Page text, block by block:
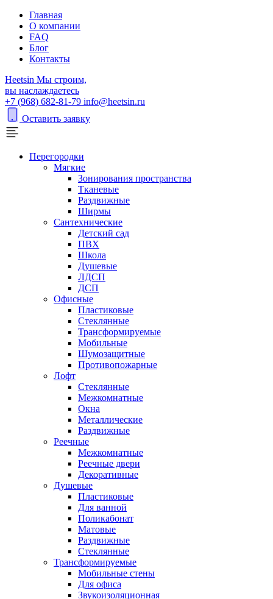
Главная
О компании
FAQ
Блог
Контакты
Heetsin Мы строим,
вы наслаждаетесь
+7 (968) 682-81-79 info@heetsin.ru
Оставить заявку
Перегородки
Мягкие
Зонирования пространства
Тканевые
Раздвижные
Ширмы
Сантехнические
Детский сад
ПВХ
Школа
Душевые
ЛДСП
ДСП
Офисные
Пластиковые
Стеклянные
Трансформируемые
Мобильные
Шумозащитные
Противопожарные
Лофт
Стеклянные
Межкомнатные
Окна
Металлические
Раздвижные
Реечные
Межкомнатные
Реечные двери
Декоративные
Душевые
Пластиковые
Для ванной
Поликабонат
Матовые
Раздвижные
Стеклянные
Трансформируемые
Мобильные стены
Для офиса
Звукоизоляционная